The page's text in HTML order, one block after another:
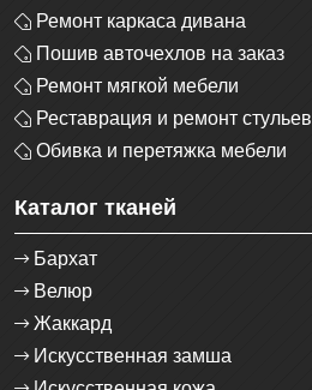
Ремонт каркаса дивана
Пошив авточехлов на заказ
Ремонт мягкой мебели
Реставрация и ремонт стульев
Обивка и перетяжка мебели
Каталог тканей
Бархат
Велюр
Жаккард
Искусственная замша